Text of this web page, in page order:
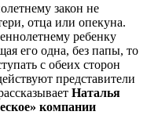
закон не
отца или опекуна.
ребенку
его одна, без папы, то
с обеих сторон
представители
Наталья
компании